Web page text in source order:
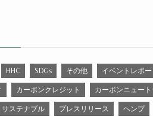
HHC SDGs その他 イベントレポ
カーボンクレジット カーボンニュー
サステナブル プレスリリース ヘンプ